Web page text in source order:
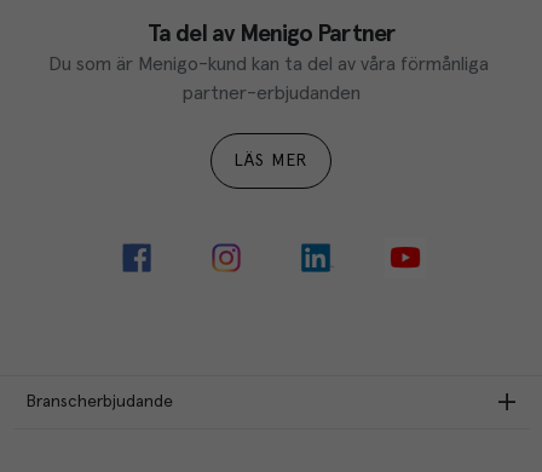
Ta del av Menigo Partner
Du som är Menigo-kund kan ta del av våra förmånliga
partner-erbjudanden
LÄS MER
Branscherbjudande